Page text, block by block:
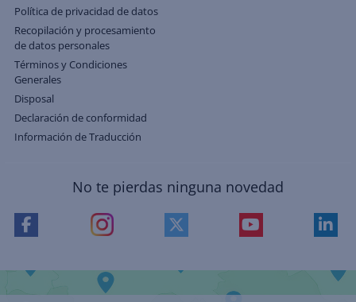
Política de privacidad de datos
Recopilación y procesamiento
de datos personales
Términos y Condiciones
Generales
Disposal
Declaración de conformidad
Información de Traducción
No te pierdas ninguna novedad